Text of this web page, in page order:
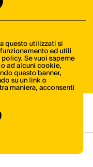
una mail alla
di ItaliaSquisita!
questo utilizzati si
ed utili
Se vuoi saperne
ad alcuni cookie,
questo banner,
su un link o
maniera, acconsenti